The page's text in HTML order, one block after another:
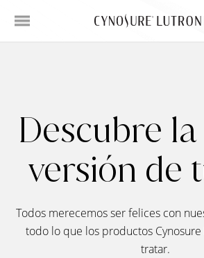
Descubre
versión de
Todos merecemos ser felices con
todo lo que los productos
tratar.